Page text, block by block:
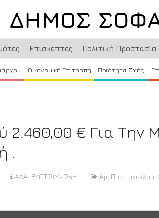
Επισκέπτες Πολιτική Προστασία
Οικονομική Επιτροπή Ποιότητα Ζωής
€ Για Την
.
ΑΔΑ: Β4ΘΤΩ1Μ-Ω56 Αρ. Πρωτοκόλλου: